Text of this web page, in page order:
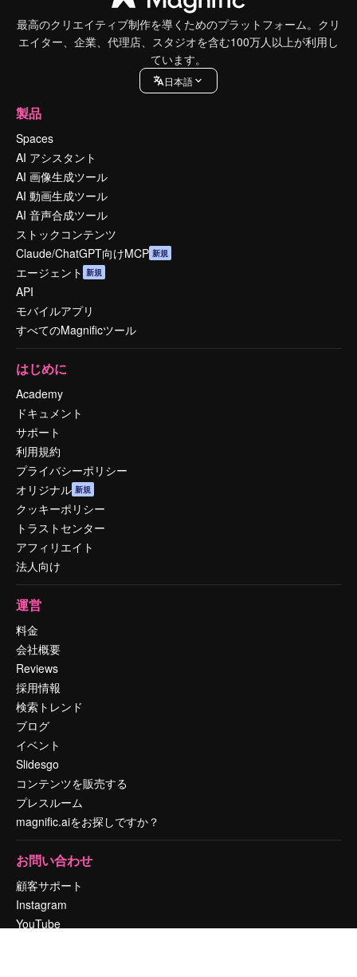
最高のクリエイティブ制作を導くためのプラットフォーム。クリ
エイター、企業、代理店、スタジオを含む100万人以上が利用し
ています。
日本語
製品
Spaces
AI アシスタント
AI 画像生成ツール
AI 動画生成ツール
AI 音声合成ツール
ストックコンテンツ
Claude/ChatGPT向けMCP 新規
エージェント 新規
API
モバイルアプリ
すべてのMagnificツール
はじめに
Academy
ドキュメント
サポート
利用規約
プライバシーポリシー
オリジナル 新規
クッキーポリシー
トラストセンター
アフィリエイト
法人向け
運営
料金
会社概要
Reviews
採用情報
検索トレンド
ブログ
イベント
Slidesgo
コンテンツを販売する
プレスルーム
magnific.aiをお探しですか？
お問い合わせ
顧客サポート
Instagram
YouTube